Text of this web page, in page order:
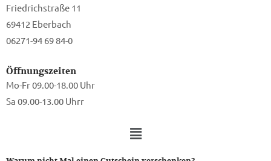
Friedrichstraße 11
69412 Eberbach
06271-94 69 84-0
Öffnungszeiten
Mo-Fr 09.00-18.00 Uhr
Sa 09.00-13.00 Uhrr